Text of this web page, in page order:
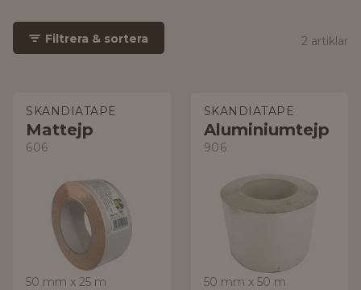
Filtrera & sortera 2 artiklar
SKANDIATAPE
Mattejp
606
50 mm x 25 m
SKANDIATAPE
Aluminiumtejp
906
50 mm x 50 m